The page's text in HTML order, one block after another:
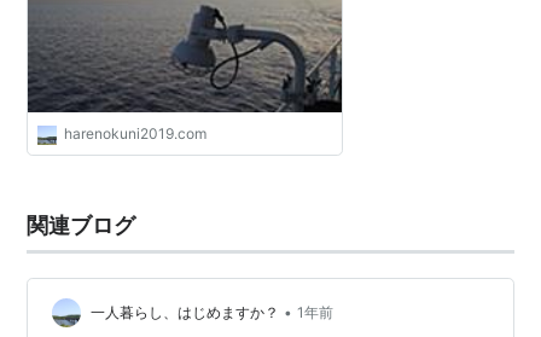
harenokuni2019.com
関連ブログ
一人暮らし、はじめますか？ • 1年前